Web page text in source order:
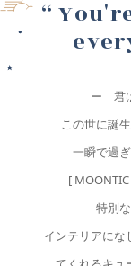
“
ー 君
この世に誕
一瞬で過
[
特別
インテリアにな